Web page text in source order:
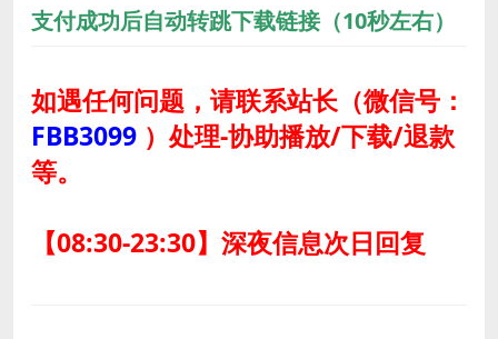
支付成功后自动转跳下载链接（10秒左右）
如遇任何问题，请联系站长（微信号：
FBB3099 ） 处理-协助播放/下载/退款
等。
【08:30-23:30】深夜信息次日回复